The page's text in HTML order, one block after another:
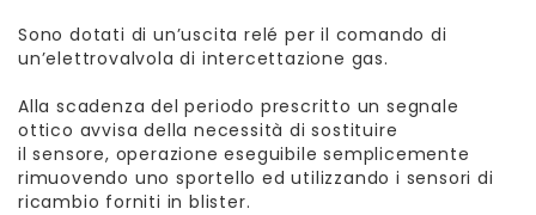
Sono dotati di un’uscita relé per il comando di
un’elettrovalvola di intercettazione gas.
Alla scadenza del periodo prescritto un segnale
ottico avvisa della necessità di sostituire
il sensore, operazione eseguibile semplicemente
rimuovendo uno sportello ed utilizzando i sensori di
ricambio forniti in blister.